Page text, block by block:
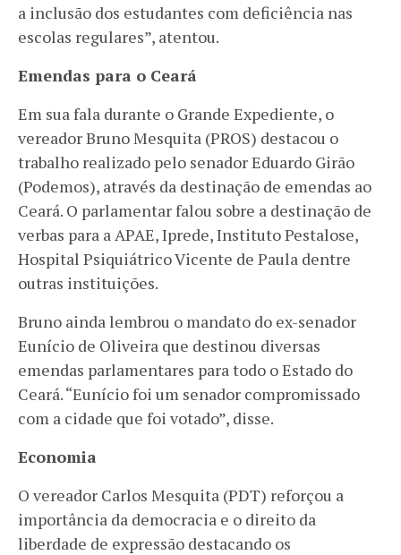
a inclusão dos estudantes com deficiência nas
escolas regulares”, atentou.
Emendas para o Ceará
Em sua fala durante o Grande Expediente, o
vereador Bruno Mesquita (PROS) destacou o
trabalho realizado pelo senador Eduardo Girão
(Podemos), através da destinação de emendas ao
Ceará. O parlamentar falou sobre a destinação de
verbas para a APAE, Iprede, Instituto Pestalose,
Hospital Psiquiátrico Vicente de Paula dentre
outras instituições.
Bruno ainda lembrou o mandato do ex-senador
Eunício de Oliveira que destinou diversas
emendas parlamentares para todo o Estado do
Ceará. “Eunício foi um senador compromissado
com a cidade que foi votado”, disse.
Economia
O vereador Carlos Mesquita (PDT) reforçou a
importância da democracia e o direito da
liberdade de expressão destacando os